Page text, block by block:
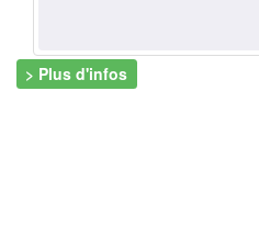
> Plus d'infos